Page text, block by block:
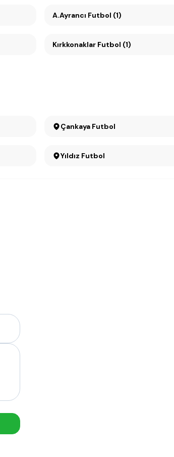
A.Ayrancı Futbol (1)
Kırkkonaklar Futbol (1)
Çankaya Futbol
Yıldız Futbol